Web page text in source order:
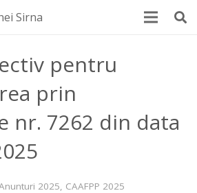
Sirna
pentru
prin
nr. 7262 din data
2025 CAAFPP 2025